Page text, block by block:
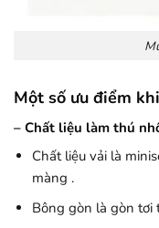
Một số ưu điểm
– Chất liệu làm thú
Chất liệu vải là
màng .
Bông gòn là gòn tơi